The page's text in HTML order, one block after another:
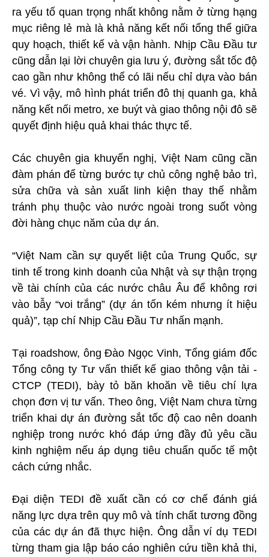
ra yếu tố quan trọng nhất không nằm ở từng hạng
mục riêng lẻ mà là khả năng kết nối tổng thể giữa
quy hoạch, thiết kế và vận hành. Nhịp Cầu Đầu tư
cũng dẫn lại lời chuyên gia lưu ý, đường sắt tốc độ
cao gần như không thể có lãi nếu chỉ dựa vào bán
vé. Vì vậy, mô hình phát triển đô thị quanh ga, khả
năng kết nối metro, xe buýt và giao thông nội đô sẽ
quyết định hiệu quả khai thác thực tế.
Các chuyên gia khuyến nghị, Việt Nam cũng cần
đàm phán để từng bước tự chủ công nghệ bảo trì,
sửa chữa và sản xuất linh kiện thay thế nhằm
tránh phụ thuộc vào nước ngoài trong suốt vòng
đời hàng chục năm của dự án.
“Việt Nam cần sự quyết liệt của Trung Quốc, sự
tinh tế trong kinh doanh của Nhật và sự thận trọng
về tài chính của các nước châu Âu để không rơi
vào bẫy “voi trắng” (dự án tốn kém nhưng ít hiệu
quả)”, tạp chí Nhịp Cầu Đầu Tư nhấn mạnh.
Tại roadshow, ông Đào Ngọc Vinh, Tổng giám đốc
Tổng công ty Tư vấn thiết kế giao thông vận tải -
CTCP (TEDI), bày tỏ băn khoăn về tiêu chí lựa
chọn đơn vị tư vấn. Theo ông, Việt Nam chưa từng
triển khai dự án đường sắt tốc độ cao nên doanh
nghiệp trong nước khó đáp ứng đầy đủ yêu cầu
kinh nghiệm nếu áp dụng tiêu chuẩn quốc tế một
cách cứng nhắc.
Đại diện TEDI đề xuất cần có cơ chế đánh giá
năng lực dựa trên quy mô và tính chất tương đồng
của các dự án đã thực hiện. Ông dẫn ví dụ TEDI
từng tham gia lập báo cáo nghiên cứu tiền khả thi,